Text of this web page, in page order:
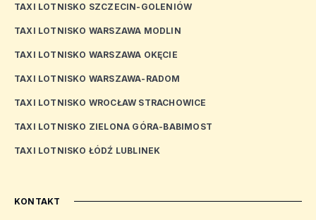
TAXI LOTNISKO SZCZECIN-GOLENIÓW
TAXI LOTNISKO WARSZAWA MODLIN
TAXI LOTNISKO WARSZAWA OKĘCIE
TAXI LOTNISKO WARSZAWA-RADOM
TAXI LOTNISKO WROCŁAW STRACHOWICE
TAXI LOTNISKO ZIELONA GÓRA-BABIMOST
TAXI LOTNISKO ŁÓDŹ LUBLINEK
KONTAKT